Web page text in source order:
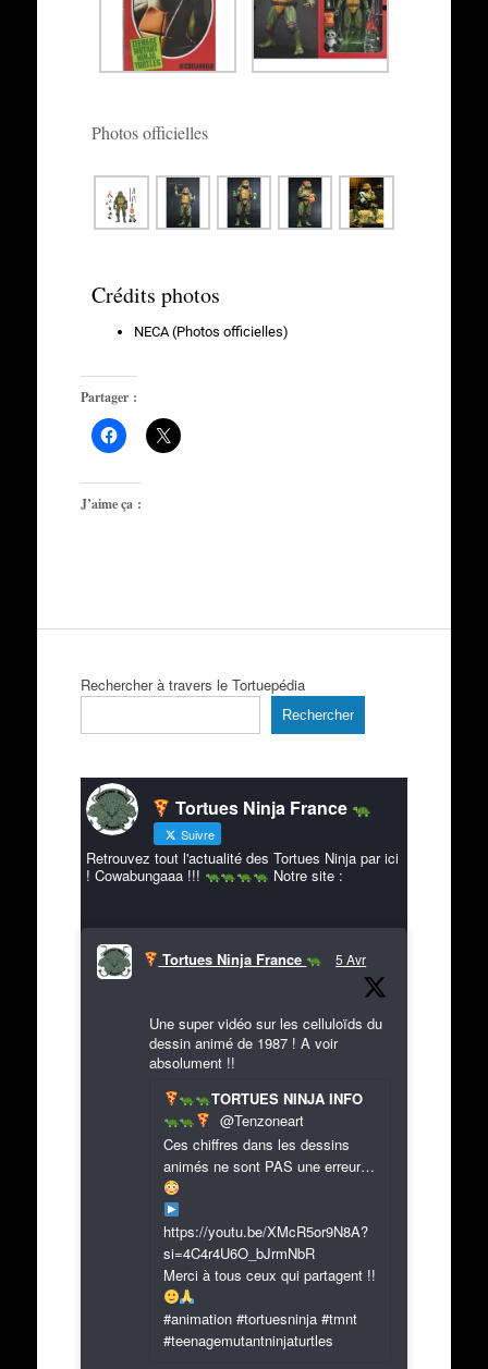
Photos officielles
Crédits photos
NECA (Photos officielles)
Partager :
J’aime ça :
Rechercher à travers le Tortuepédia
Rechercher
Tortues Ninja France
Suivre
Retrouvez tout l'actualité des Tortues Ninja par ici
! Cowabungaaa !!!
Notre site :
Tortues Ninja France 5 Avr
Une super vidéo sur les celluloïds du
dessin animé de 1987 ! A voir
absolument !!
TORTUES NINJA INFO
@Tenzoneart
Ces chiffres dans les dessins
animés ne sont PAS une erreur…
https://youtu.be/XMcR5or9N8A?
si=4C4r4U6O_bJrmNbR
Merci à tous ceux qui partagent !!
#animation #tortuesninja #tmnt
#teenagemutantninjaturtles